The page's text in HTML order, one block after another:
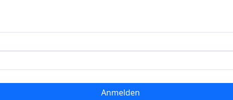
Anmelden